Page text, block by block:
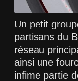
Un petit
partisans du
réseau
ainsi une
infime partie